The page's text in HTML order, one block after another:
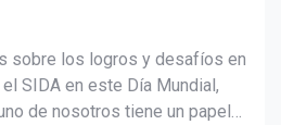
sobre los logros y desafíos en
SIDA en este Día Mundial,
de nosotros tiene un papel